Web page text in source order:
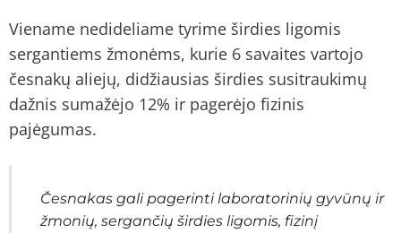
Viename nedideliame tyrime širdies ligomis
sergantiems žmonėms, kurie 6 savaites vartojo
česnakų aliejų, didžiausias širdies susitraukimų
dažnis sumažėjo 12% ir pagerėjo fizinis
pajėgumas.
Česnakas gali pagerinti laboratorinių gyvūnų ir
žmonių, sergančių širdies ligomis, fizinį